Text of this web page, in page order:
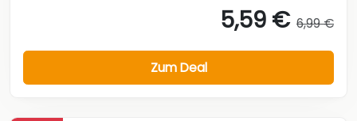
5,59 € 6,99 €
Zum Deal